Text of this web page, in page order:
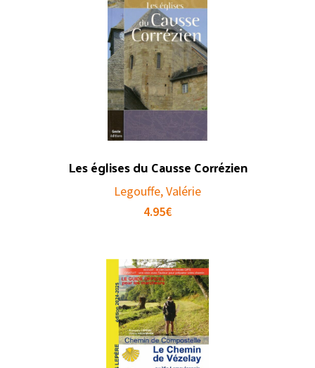
Les églises du Causse Corrézien
Legouffe, Valérie
4.95€